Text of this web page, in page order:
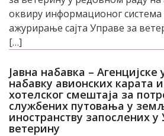
оквиру информационог
ажурирање сајта Управе за
[…]
Јавна набавка – Агенцијске
набавку авионских карата
хотелског смештаја за
службених путовања у
иностранству запослених у
ветерину